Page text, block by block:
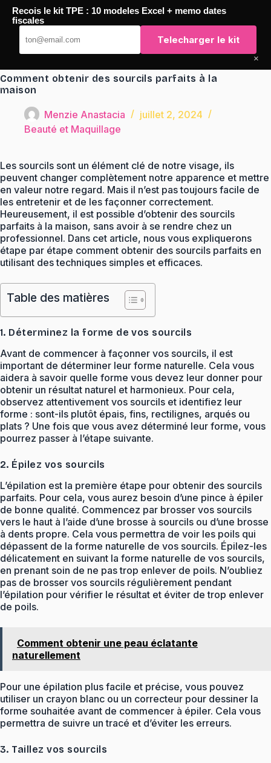
Passer
contenu
TaqTaq
Comment obtenir des sourcils parfaits à la
maison
Menzie Anastacia
juillet 2, 2024
Beauté et Maquillage
Les sourcils sont un élément clé de notre visage, ils
peuvent changer complètement notre apparence et mettre
en valeur notre regard. Mais il n’est pas toujours facile de
les entretenir et de les façonner correctement.
Heureusement, il est possible d’obtenir des sourcils
parfaits à la maison, sans avoir à se rendre chez un
professionnel. Dans cet article, nous vous expliquerons
étape par étape comment obtenir des sourcils parfaits en
utilisant des techniques simples et efficaces.
Table des matières
1. Déterminez la forme de vos sourcils
Avant de commencer à façonner vos sourcils, il est
important de déterminer leur forme naturelle. Cela vous
aidera à savoir quelle forme vous devez leur donner pour
obtenir un résultat naturel et harmonieux. Pour cela,
observez attentivement vos sourcils et identifiez leur
forme : sont-ils plutôt épais, fins, rectilignes, arqués ou
plats ? Une fois que vous avez déterminé leur forme, vous
pourrez passer à l’étape suivante.
2. Épilez vos sourcils
L’épilation est la première étape pour obtenir des sourcils
parfaits. Pour cela, vous aurez besoin d’une pince à épiler
de bonne qualité. Commencez par brosser vos sourcils
vers le haut à l’aide d’une brosse à sourcils ou d’une brosse
à dents propre. Cela vous permettra de voir les poils qui
dépassent de la forme naturelle de vos sourcils. Épilez-les
délicatement en suivant la forme naturelle de vos sourcils,
en prenant soin de ne pas trop enlever de poils. N’oubliez
pas de brosser vos sourcils régulièrement pendant
l’épilation pour vérifier le résultat et éviter de trop enlever
de poils.
Comment obtenir une peau éclatante
naturellement
Pour une épilation plus facile et précise, vous pouvez
utiliser un crayon blanc ou un correcteur pour dessiner la
forme souhaitée avant de commencer à épiler. Cela vous
permettra de suivre un tracé et d’éviter les erreurs.
3. Taillez vos sourcils
Recois le kit TPE : 10 modeles Excel + memo dates
fiscales
Telecharger le kit
×